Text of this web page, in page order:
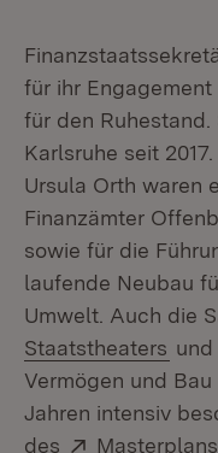
für ihr
für den
Karlsruhe seit
Ursula Orth waren
Finanzämter
sowie für die
laufende Neubau
Umwelt. Auch die
Staatstheaters
Vermögen und
Jahren intensiv
des
Extern: